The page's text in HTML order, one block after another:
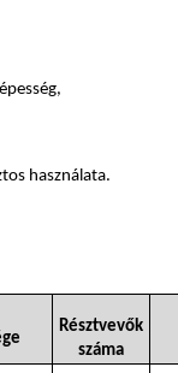
használata.
Résztvevők
száma